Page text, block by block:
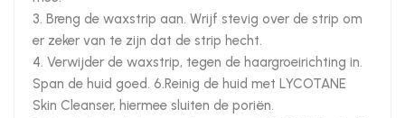
3. Breng de waxstrip aan. Wrijf stevig over de strip om
er zeker van te zijn dat de strip hecht.
4. Verwijder de waxstrip, tegen de haargroeirichting in.
Span de huid goed. 6.Reinig de huid met LYCOTANE
Skin Cleanser, hiermee sluiten de poriën.